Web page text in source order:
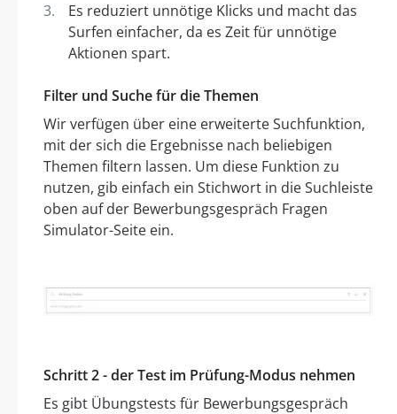
Es reduziert unnötige Klicks und macht das
Surfen einfacher, da es Zeit für unnötige
Aktionen spart.
Filter und Suche für die Themen
Wir verfügen über eine erweiterte Suchfunktion,
mit der sich die Ergebnisse nach beliebigen
Themen filtern lassen. Um diese Funktion zu
nutzen, gib einfach ein Stichwort in die Suchleiste
oben auf der Bewerbungsgespräch Fragen
Simulator-Seite ein.
Schritt 2 - der Test im Prüfung-Modus nehmen
Es gibt Übungstests für Bewerbungsgespräch